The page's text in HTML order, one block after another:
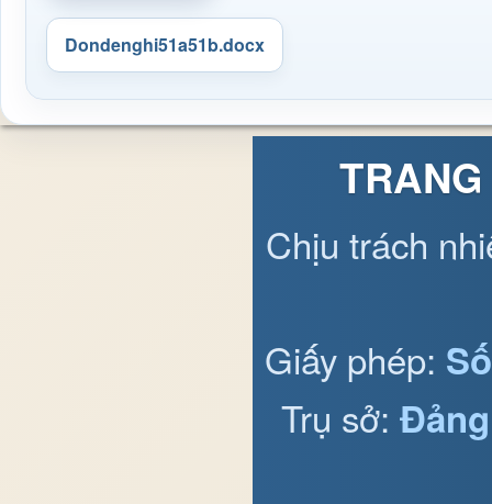
Dondenghi51a51b.docx
Chịu trách
Giấy phép:
Trụ sở: